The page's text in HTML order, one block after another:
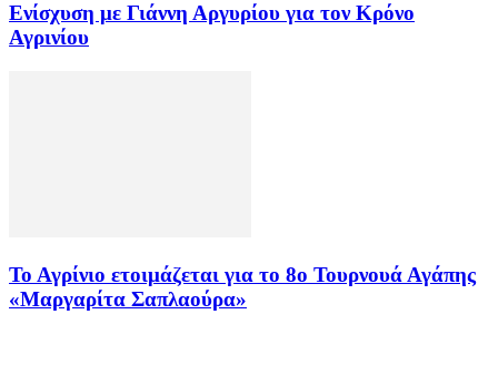
Ενίσχυση με Γιάννη Αργυρίου για τον Κρόνο
Αγρινίου
Το Αγρίνιο ετοιμάζεται για το 8ο Τουρνουά Αγάπης
«Μαργαρίτα Σαπλαούρα»